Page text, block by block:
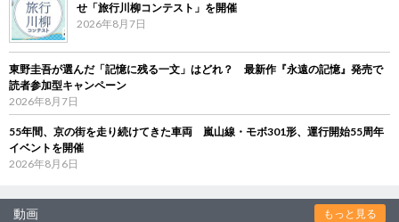
せ「旅行川柳コンテスト」を開催
2026年8月7日
東野圭吾が選んだ「記憶に残る一文」はどれ？ 最新作『永遠の記憶』発売で
読者参加型キャンペーン
2026年8月7日
55年間、京の街を走り続けてきた車両 嵐山線・モボ301形、運行開始55周年
イベントを開催
2026年8月6日
動画 もっと見る